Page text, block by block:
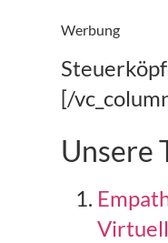
Werbung
[/
Unsere